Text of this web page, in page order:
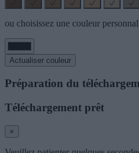
ou choisissez une couleur
Actualiser couleur
Préparation du
Téléchargement prêt
×